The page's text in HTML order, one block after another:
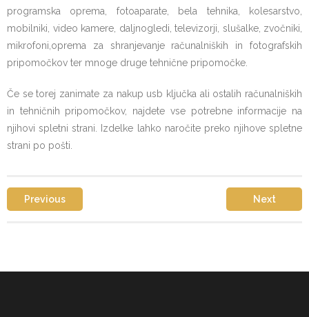
programska oprema, fotoaparate, bela tehnika, kolesarstvo,
mobilniki, video kamere, daljnogledi, televizorji, slušalke, zvočniki,
mikrofoni,oprema za shranjevanje računalniških in fotografskih
pripomočkov ter mnoge druge tehnične pripomočke.
Če se torej zanimate za nakup usb ključka ali ostalih računalniških
in tehničnih pripomočkov, najdete vse potrebne informacije na
njihovi spletni strani. Izdelke lahko naročite preko njihove spletne
strani po pošti.
Previous Next